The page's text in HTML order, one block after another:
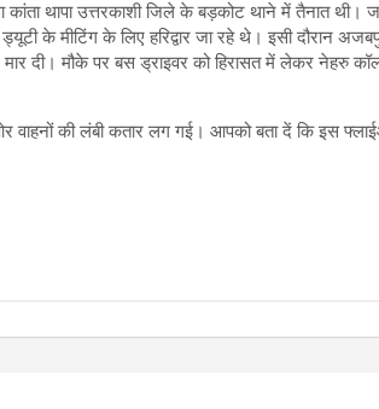
कांता थापा उत्तरकाशी जिले के बड़कोट थाने में तैनात थी।
के मीटिंग के लिए हरिद्वार जा रहे थे। इसी दौरान
दी। मौके पर बस ड्राइवर को हिरासत में लेकर नेहरु
की लंबी कतार लग गई। आपको बता दें कि इस